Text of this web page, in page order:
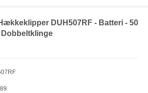
DUH507RF - Batteri - 50
Dobbeltklinge